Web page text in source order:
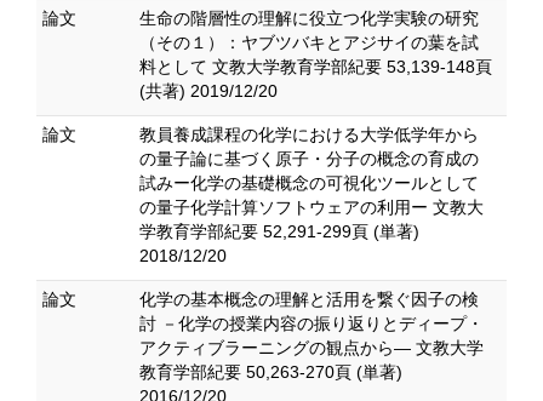
論文
生命の階層性の理解に役立つ化学実験の研究
（その１）：ヤブツバキとアジサイの葉を試
料として 文教大学教育学部紀要 53,139-148頁
(共著) 2019/12/20
論文
教員養成課程の化学における大学低学年から
の量子論に基づく原子・分子の概念の育成の
試みー化学の基礎概念の可視化ツールとして
の量子化学計算ソフトウェアの利用ー 文教大
学教育学部紀要 52,291-299頁 (単著)
2018/12/20
論文
化学の基本概念の理解と活用を繋ぐ因子の検
討 －化学の授業内容の振り返りとディープ・
アクティブラーニングの観点から― 文教大学
教育学部紀要 50,263-270頁 (単著)
2016/12/20